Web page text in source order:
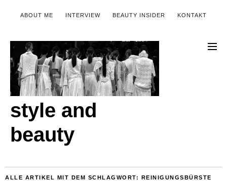
ABOUT ME INTERVIEW BEAUTY INSIDER KONTAKT
style and
beauty
ALLE ARTIKEL MIT DEM SCHLAGWORT: REINIGUNGSBÜRSTE